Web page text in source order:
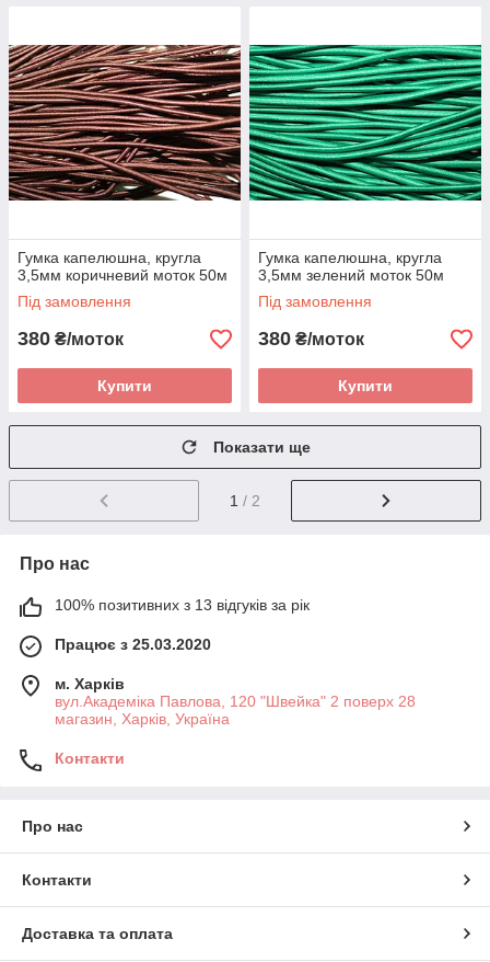
Гумка капелюшна, кругла
3,5мм коричневий моток 50м
Під замовлення
380 ₴/моток
Купити
Гумка капелюшна, кругла
3,5мм зелений моток 50м
Під замовлення
380 ₴/моток
Купити
Показати ще
1 / 2
Про нас
100% позитивних з 13 відгуків за рік
Працює з 25.03.2020
м. Харків
вул.Академіка Павлова, 120 "Швейка" 2 поверх 28
магазин, Харків, Україна
Контакти
Про нас
Контакти
Доставка та оплата